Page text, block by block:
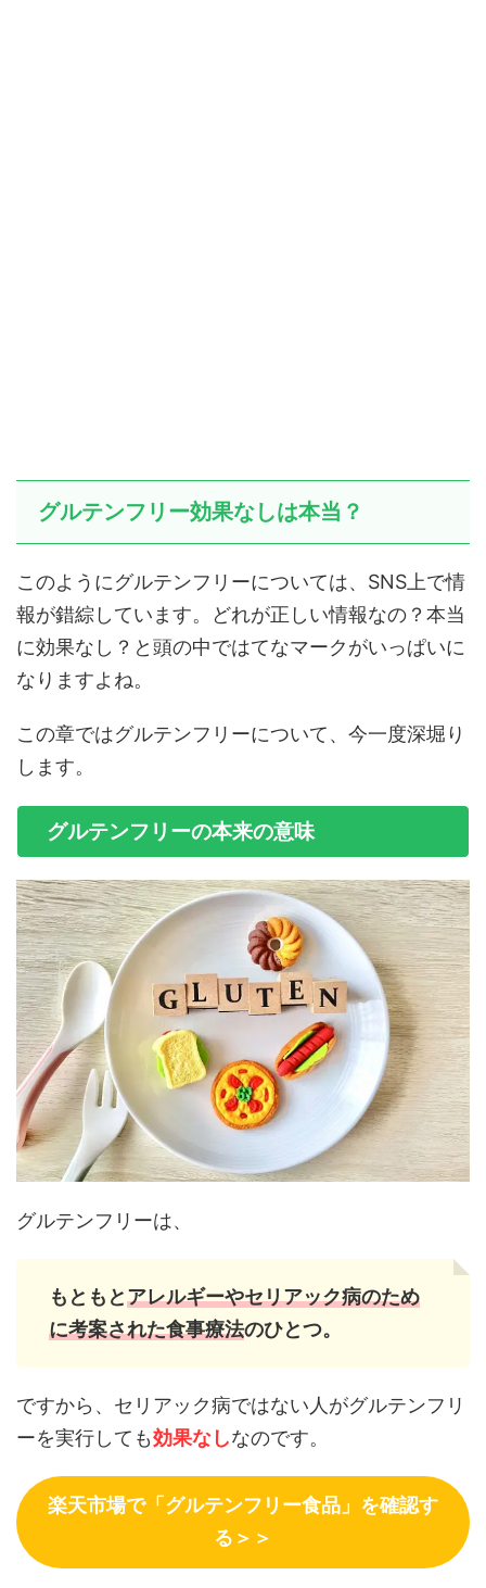
グルテンフリー効果なしは本当？
このようにグルテンフリーについては、SNS上で情
報が錯綜しています。どれが正しい情報なの？本当
に効果なし？と頭の中ではてなマークがいっぱいに
なりますよね。
この章ではグルテンフリーについて、今一度深堀り
します。
グルテンフリーの本来の意味
グルテンフリーは、
もともとアレルギーやセリアック病のため
に考案された食事療法のひとつ。
ですから、セリアック病ではない人がグルテンフリ
ーを実行しても効果なしなのです。
楽天市場で「グルテンフリー食品」を確認す
る＞＞